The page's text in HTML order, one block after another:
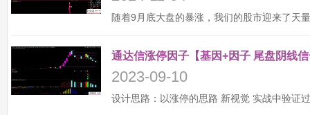
通达信涨停因子【基因+因子 尾盘阴线
2023-09-10